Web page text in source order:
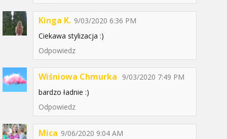
Kinga K. 9/03/2020 6:36 PM
Ciekawa stylizacja :)
Odpowiedz
Wiśniowa Chmurka
9/03/2020 7:49 PM
bardzo ładnie :)
Odpowiedz
Mica 9/06/2020 9:04 AM